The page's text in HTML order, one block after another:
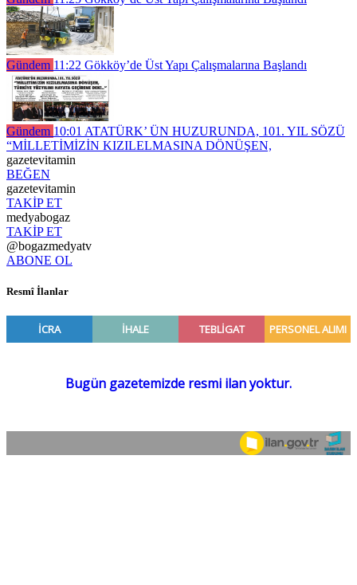
Gündem 11:22 Gökköy’de Üst Yapı Çalışmalarına Başlandı
Gündem 10:01 ATATÜRK’ ÜN HUZURUNDA, 101. YIL SÖZÜ
“MİLLETİMİZİN KIZILELMASINA DÖNÜŞEN,
gazetevitamin
BEĞEN
gazetevitamin
TAKİP ET
medyabogaz
TAKİP ET
@bogazmedyatv
ABONE OL
Resmî İlanlar